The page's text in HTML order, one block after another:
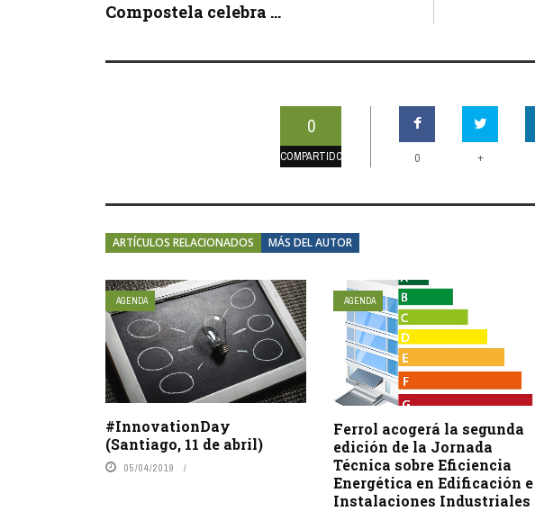
Compostela celebra ...
0
COMPARTIDOS 0 +
ARTÍCULOS RELACIONADOS MÁS DEL AUTOR
AGENDA
#InnovationDay
(Santiago, 11 de abril)
05/04/2019
AGENDA
Ferrol acogerá la segunda
edición de la Jornada
Técnica sobre Eficiencia
Energética en Edificación e
Instalaciones Industriales